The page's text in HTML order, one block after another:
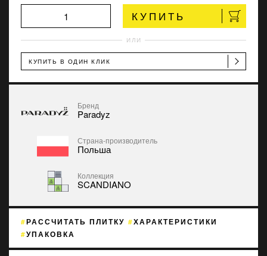
КУПИТЬ
ИЛИ
КУПИТЬ В ОДИН КЛИК
Бренд
Paradyz
Страна-производитель
Польша
Коллекция
SCANDIANO
РАССЧИТАТЬ ПЛИТКУ
ХАРАКТЕРИСТИКИ
УПАКОВКА